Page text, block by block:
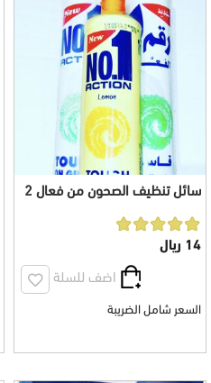
سائل تنظيف الصحون من فعال 2
الليمون
14 ريال
اضف للسلة
السعر شامل الضريبة